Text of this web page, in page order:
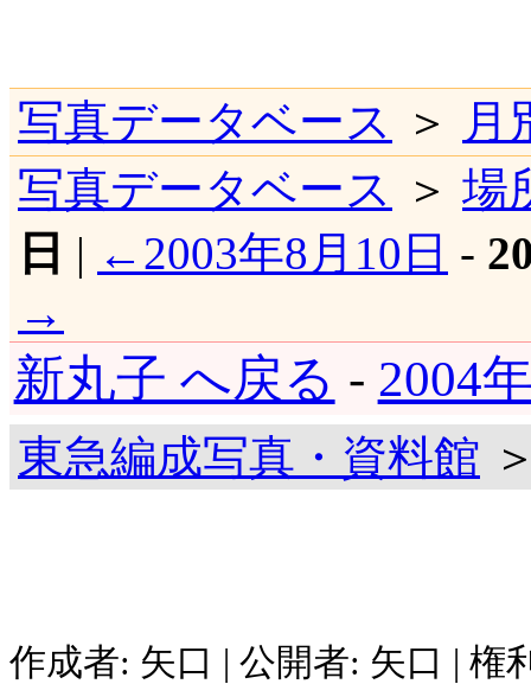
写真データベース ＞
月
写真データベース
＞ 場
日 | ←2003年8月10日 -
→
新丸子 へ戻る - 2004
東急編成写真・資料館
作成者: 矢口 | 公開者: 矢口 |